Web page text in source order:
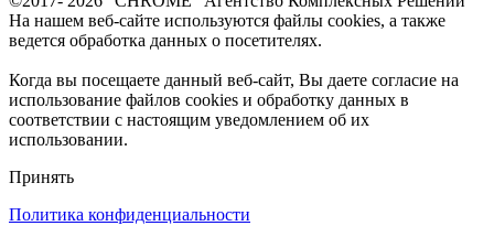
На нашем веб-сайте используются файлы cookies, а также
ведется обработка данных о посетителях.
Когда вы посещаете данный веб-сайт, Вы даете согласие на
использование файлов cookies и обработку данных в
соответствии с настоящим уведомлением об их
использовании.
Принять
Политика конфиденциальности